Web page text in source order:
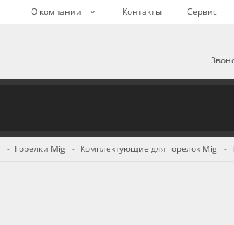
О компании Контакты Сервис
Горелки Mig Комплектующие для горелок Mig